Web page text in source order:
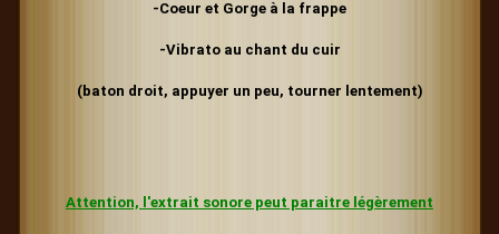
-Coeur et Gorge à la frappe
-Vibrato au chant du cuir
(baton droit, appuyer un peu, tourner lentement)
Attention, l'extrait sonore peut paraitre légèrement